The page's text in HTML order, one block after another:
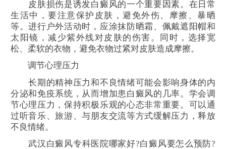
皮肤损伤是诱发白癜风的一个重要因素。在日常
生活中，要注意保护皮肤，避免外伤、摩擦、暴晒
等。进行户外活动时，应涂抹防晒霜、佩戴遮阳帽和
太阳镜，减少紫外线对皮肤的伤害。同时，选择宽
松、柔软的衣物，避免衣物过紧对皮肤造成摩擦。
调节心理压力
长期的精神压力和不良情绪可能会影响身体的内
分泌和免疫系统，从而增加患白癜风的几率。学会调
节心理压力，保持积极乐观的心态非常重要。可以通
过听音乐、旅游、与朋友交流等方式缓解压力，释放
不良情绪。
武汉白癜风专科医院哪家好?白癜风要怎么预防?